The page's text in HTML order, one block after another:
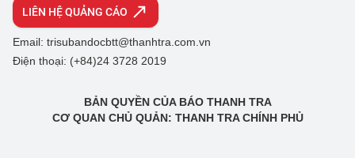
LIÊN HỆ QUẢNG CÁO
Email: trisubandocbtt@thanhtra.com.vn
Điện thoại: (+84)24 3728 2019
BẢN QUYỀN CỦA BÁO THANH TRA
CƠ QUAN CHỦ QUẢN: THANH TRA CHÍNH PHỦ